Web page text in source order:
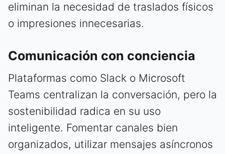
eliminan la necesidad de traslados físicos
o impresiones innecesarias.
Comunicación con conciencia
Plataformas como Slack o Microsoft
Teams centralizan la conversación, pero la
sostenibilidad radica en su uso
inteligente. Fomentar canales bien
organizados, utilizar mensajes asíncronos